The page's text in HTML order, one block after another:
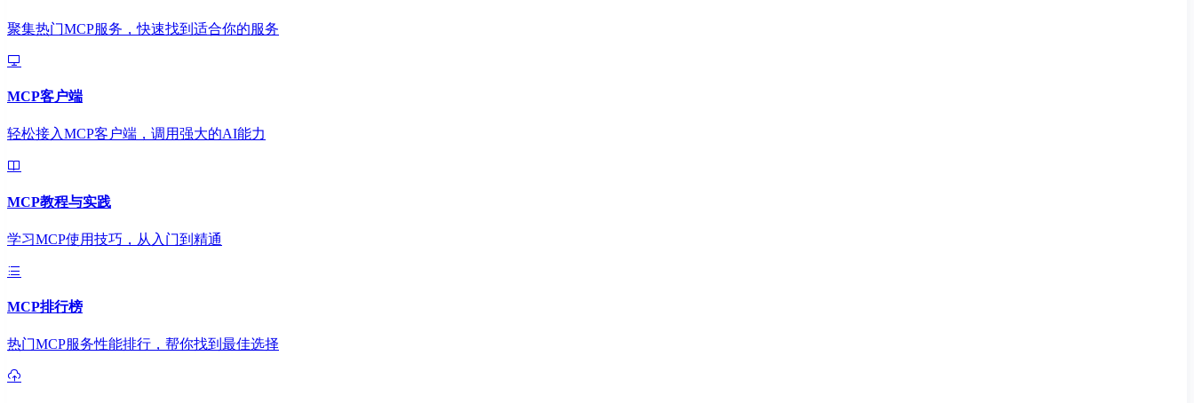
聚集热门MCP服务，快速找到适合你的服务
MCP客户端
轻松接入MCP客户端，调用强大的AI能力
MCP教程与实践
学习MCP使用技巧，从入门到精通
MCP排行榜
热门MCP服务性能排行，帮你找到最佳选择